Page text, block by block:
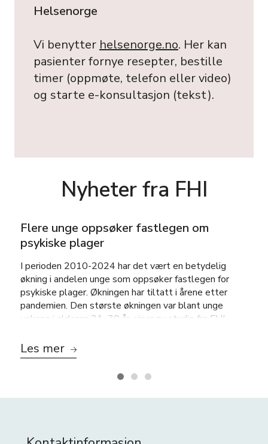
Helsenorge
Vi benytter helsenorge.no. Her kan
pasienter fornye resepter, bestille
timer (oppmøte, telefon eller video)
og starte e-konsultasjon (tekst).
Nyheter fra FHI
Flere unge oppsøker fastlegen om
psykiske plager
I perioden 2010-2024 har det vært en betydelig
økning i andelen unge som oppsøker fastlegen for
psykiske plager. Økningen har tiltatt i årene etter
pandemien. Den største økningen var blant unge
voksne i alderen 21–30 år, viser ny studie fra FHI.
Les mer